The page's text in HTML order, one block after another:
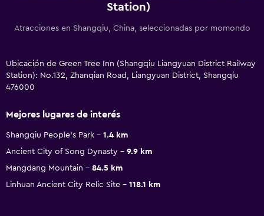
Station)
Atracciones en Shangqiu, China, seleccionadas por momondo
Ubicación de Green Tree Inn (Shangqiu Liangyuan District Railway
Station): No.132, Zhanqian Road, Liangyuan District, Shangqiu
476000
Mejores lugares de interés
Shangqiu People's Park
1.4 km
Ancient City of Song Dynasty
9.9 km
Mangdang Mountain
84.5 km
Linhuan Ancient City Relic Site
118.1 km